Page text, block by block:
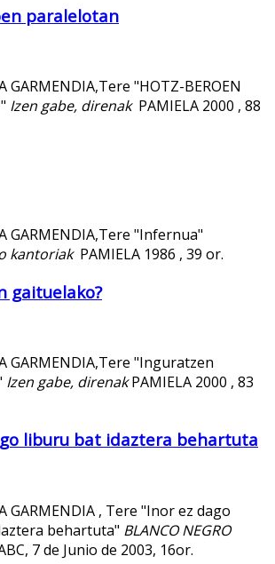
paralelotan
GARMENDIA,Tere "HOTZ-BEROEN
Izen gabe, direnak PAMIELA 2000 , 88
GARMENDIA,Tere "Infernua"
kantoriak PAMIELA 1986 , 39 or.
gaituelako?
GARMENDIA,Tere "Inguratzen
Izen gabe, direnakPAMIELA 2000 , 83
liburu bat idaztera behartuta
GARMENDIA , Tere "Inor ez dago
behartuta" BLANCO NEGRO
7 de Junio de 2003, 16or.